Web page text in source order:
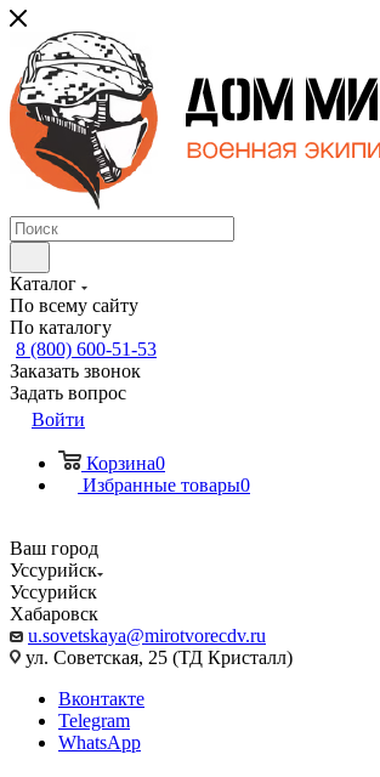
Каталог
По всему сайту
По каталогу
8 (800) 600-51-53
Заказать звонок
Задать вопрос
Войти
Корзина0
Избранные товары0
Ваш город
Уссурийск
Уссурийск
Хабаровск
u.sovetskaya@mirotvorecdv.ru
ул. Советская, 25 (ТД Кристалл)
Вконтакте
Telegram
WhatsApp